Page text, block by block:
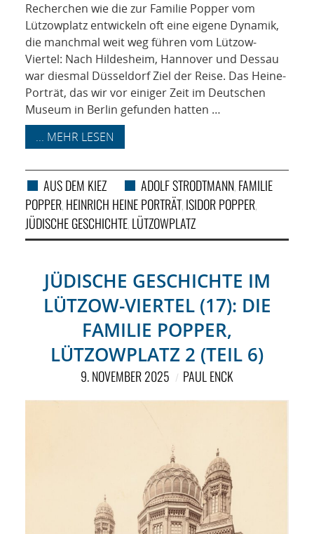
Recherchen wie die zur Familie Popper vom
Lützowplatz entwickeln oft eine eigene Dynamik,
die manchmal weit weg führen vom Lützow-
Viertel: Nach Hildesheim, Hannover und Dessau
war diesmal Düsseldorf Ziel der Reise. Das Heine-
Porträt, das wir vor einiger Zeit im Deutschen
Museum in Berlin gefunden hatten …
... MEHR LESEN
AUS DEM KIEZ ADOLF STRODTMANN, FAMILIE
POPPER, HEINRICH HEINE PORTRÄT, ISIDOR POPPER,
JÜDISCHE GESCHICHTE, LÜTZOWPLATZ
JÜDISCHE GESCHICHTE IM
LÜTZOW-VIERTEL (17): DIE
FAMILIE POPPER,
LÜTZOWPLATZ 2 (TEIL 6)
9. NOVEMBER 2025 PAUL ENCK